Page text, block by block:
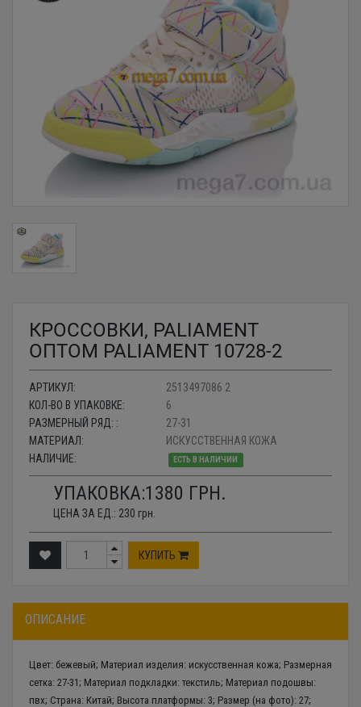
КРОССОВКИ, PALIAMENT
ОПТОМ PALIAMENT 10728-2
АРТИКУЛ:
2513497086 2
КОЛ-ВО В УПАКОВКЕ:
6
РАЗМЕРНЫЙ РЯД: :
27-31
МАТЕРИАЛ:
ИСКУССТВЕННАЯ КОЖА
НАЛИЧИЕ:
ЕСТЬ В НАЛИЧИИ
УПАКОВКА:1380 ГРН.
ЦЕНА ЗА ЕД.: 230 грн.
КУПИТЬ
ОПИСАНИЕ
Цвет: бежевый; Материал изделия: искусственная кожа; Размерная
сетка: 27-31; Материал подкладки: текстиль; Материал подошвы:
пвх; Страна: Китай; Высота платформы: 3; Размер (на фото): 27;